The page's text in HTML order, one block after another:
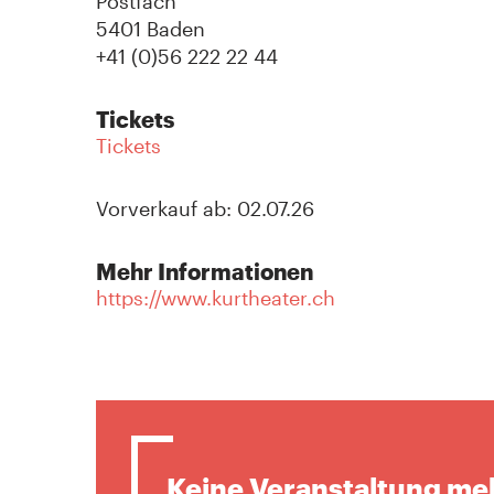
5401 Baden
+41 (0)56 222 22 44
Tickets
Tickets
Vorverkauf ab: 02.07.26
Mehr Informationen
https://www.kurtheater.ch